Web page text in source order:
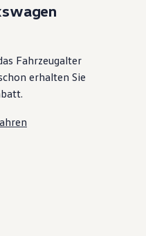
Fahrzeugalter
erhalten Sie
.